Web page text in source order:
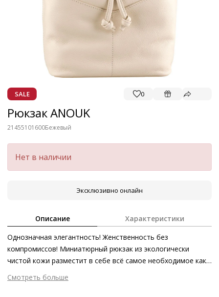
SALE 0
Рюкзак ANOUK
21455101600Бежевый
Нет в наличии
Эксклюзивно онлайн
Описание Характеристики
Однозначная элегантность! Женственность без
компромиссов! Миниатюрный рюкзак из экологически
чистой кожи разместит в себе всё самое необходимое как
для повседневности, так и для деловой жизни. Благодаря
лаконичному дизайну рюкзак также крайне универсален –
Смотреть больше